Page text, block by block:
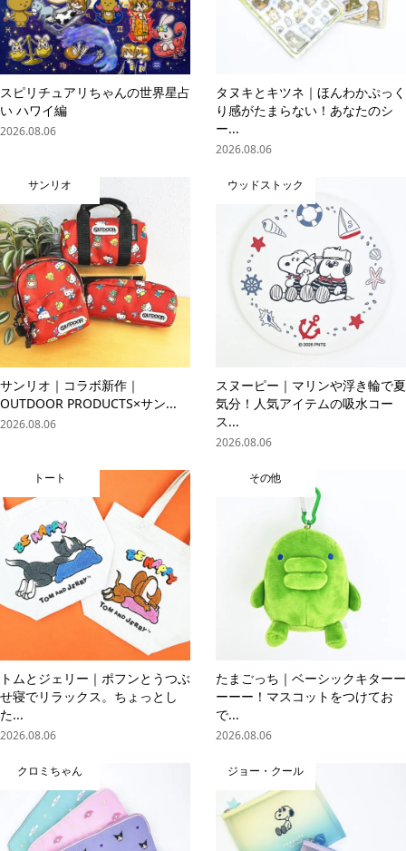
スピリチュアリちゃんの世界星占
い ハワイ編
2026.08.06
タヌキとキツネ｜ほんわかぷっく
り感がたまらない！あなたのシ
ー...
2026.08.06
サンリオ
サンリオ｜コラボ新作｜
OUTDOOR PRODUCTS×サン...
2026.08.06
ウッドストック
スヌーピー｜マリンや浮き輪で夏
気分！人気アイテムの吸水コー
ス...
2026.08.06
トート
トムとジェリー｜ポフンとうつぶ
せ寝でリラックス。ちょっとし
た...
2026.08.06
その他
たまごっち｜ベーシックキターー
ーーー！マスコットをつけてお
で...
2026.08.06
クロミちゃん ジョー・クール